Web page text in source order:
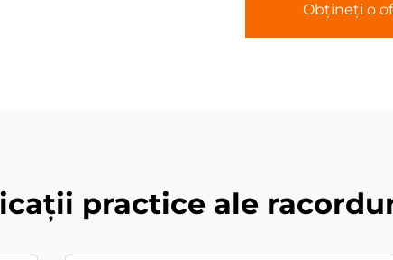
Obțineți o
practice ale